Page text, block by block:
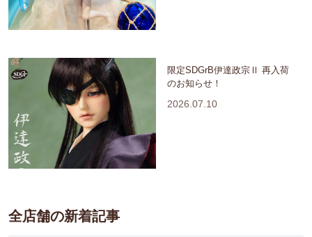
限定SDGrB伊達政宗Ⅱ 再入荷
のお知らせ！
2026.07.10
全店舗の新着記事